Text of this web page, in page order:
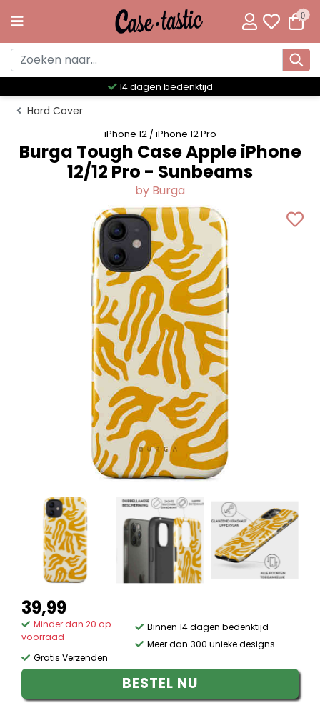
0
Meer dan 300 unieke designs
Hard Cover
iPhone 12 / iPhone 12 Pro
Burga Tough Case Apple iPhone
12/12 Pro - Sunbeams
by Burga
39,99
Minder dan 20 op
voorraad
Gratis Verzenden
Binnen 14 dagen bedenktijd
Meer dan 300 unieke designs
BESTEL NU